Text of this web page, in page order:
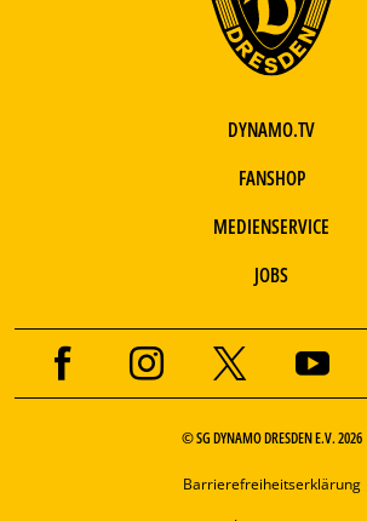
DYNAMO.TV
FANSHOP
MEDIENSERVICE
JOBS
© SG DYNAMO DRESDEN E.V. 2026
Barrierefreiheitserklärung